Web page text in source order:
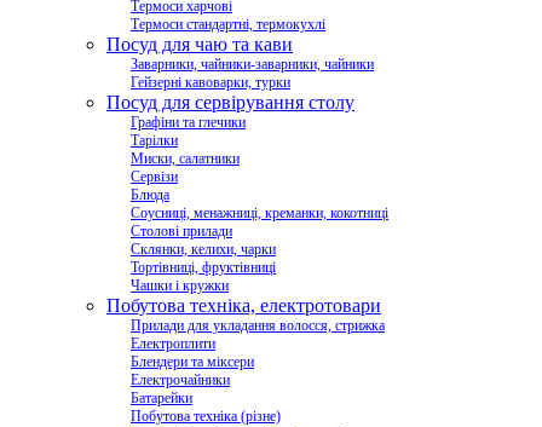
Термоси харчові
Термоси стандартні, термокухлі
Посуд для чаю та кави
Заварники, чайники-заварники, чайники
Гейзерні кавоварки, турки
Посуд для сервірування столу
Графіни та глечики
Тарілки
Миски, салатники
Сервізи
Блюда
Соусниці, менажниці, креманки, кокотниці
Столові прилади
Склянки, келихи, чарки
Тортівниці, фруктівниці
Чашки і кружки
Побутова техніка, електротовари
Прилади для укладання волосся, стрижка
Електроплити
Блендери та міксери
Електрочайники
Батарейки
Побутова техніка (різне)